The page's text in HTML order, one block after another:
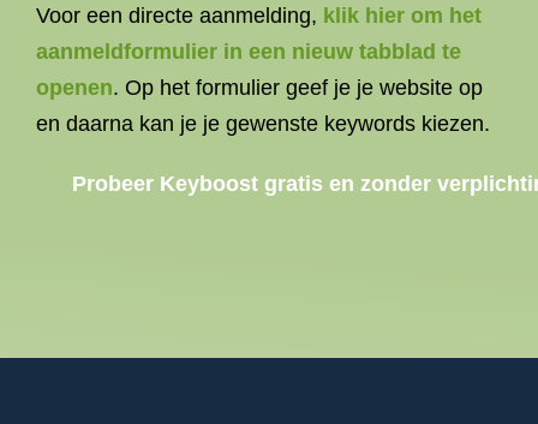
Voor een directe aanmelding, klik hier om het
aanmeldformulier in een nieuw tabblad te
openen. Op het formulier geef je je website op
en daarna kan je je gewenste keywords kiezen.
Probeer Keyboost gratis en zonder